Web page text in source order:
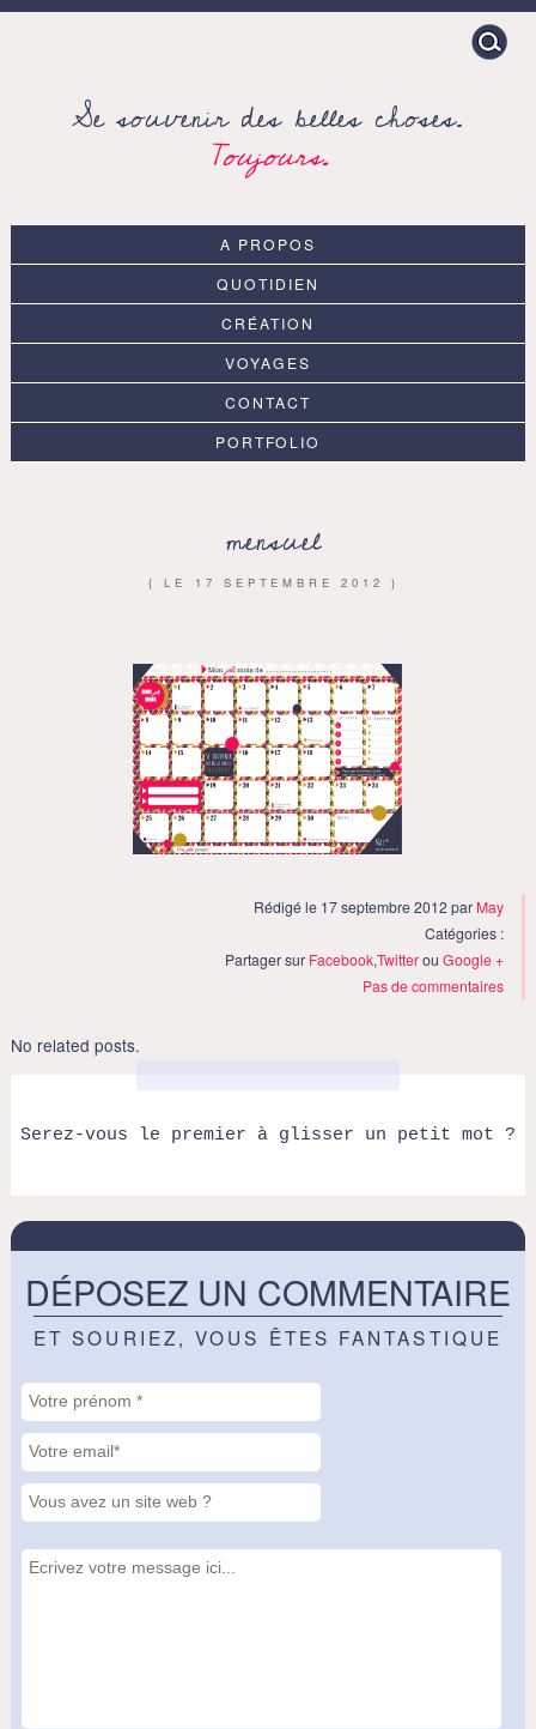
Search
for:
Se souvenir des belles choses.
Toujours.
A PROPOS
QUOTIDIEN
CRÉATION
VOYAGES
CONTACT
PORTFOLIO
mensuel
{ LE 17 SEPTEMBRE 2012 }
Rédigé le 17 septembre 2012 par May
Catégories :
Partager sur Facebook,TwitterouGoogle +
Pas de commentaires
No related posts.
Serez-vous le premier à glisser un petit mot ?
DÉPOSEZ UN COMMENTAIRE
ET SOURIEZ, VOUS ÊTES FANTASTIQUE